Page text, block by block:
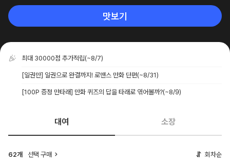
맛보기
최대 30000점 추가적립(~8/7)
[일권만] 일권으로 완결까지! 로맨스 만화 단편(~8/31)
[100P 증정 만타래] 만화 퀴즈의 답을 타래로 엮어볼까?(~8/9)
대여 소장
62개 선택 구매 회차순